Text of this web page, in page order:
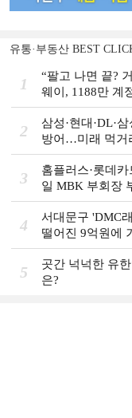
유통·부동산 BEST
1
“팔고 나면 끝?
웨이, 1188만 계
2
삼성·현대·DL·
방어…미래 먹거
3
홈플러스·롯데
일 MBK 부회장
4
서대문구 'DMC
떨어진 9억원에
5
곳간 넉넉한 유
은?